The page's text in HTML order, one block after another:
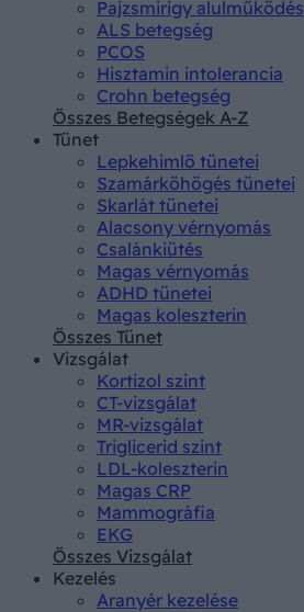
Pajzsmirigy alulműködés
ALS betegség
PCOS
Hisztamin intolerancia
Crohn betegség
Összes Betegségek A-Z
Tünet
Lepkehimlő tünetei
Szamárköhögés tünetei
Skarlát tünetei
Alacsony vérnyomás
Csalánkiütés
Magas vérnyomás
ADHD tünetei
Magas koleszterin
Összes Tünet
Vizsgálat
Kortizol szint
CT-vizsgálat
MR-vizsgálat
Triglicerid szint
LDL-koleszterin
Magas CRP
Mammográfia
EKG
Összes Vizsgálat
Kezelés
Aranyér kezelése